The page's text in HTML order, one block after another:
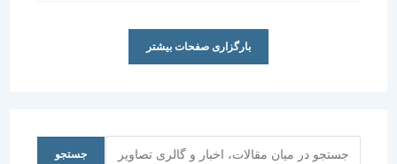
بارگزاری صفحات بیشتر
جستجو